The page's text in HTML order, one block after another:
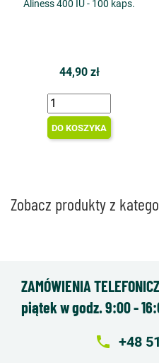
Aliness 400 IU - 100 kaps.
44,90 zł
DO KOSZYKA
Zobacz produkty z
ZAMÓWIENIA
piątek w godz. 9:00 -
local_phone +48